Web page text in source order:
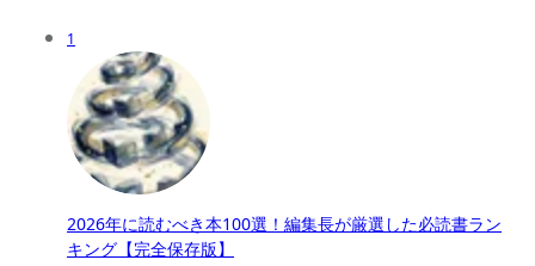
1
2026年に読むべき本100選！編集長が厳選した必読書ラン
キング【完全保存版】